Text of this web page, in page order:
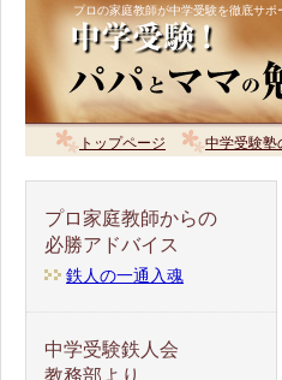
プロの家庭教師が中学受験を徹底サポ
トップページ 中学受験塾
プロ家庭教師からの
必勝アドバイス
鉄人の一通入魂
中学受験鉄人会